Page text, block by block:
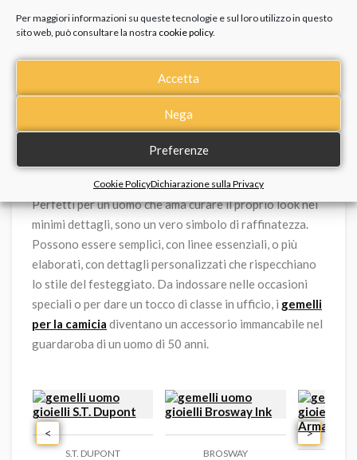
Per maggiori informazioni su queste tecnologie e sul loro utilizzo in questo
sito web, può consultare la nostra cookie policy.
Accetta
Nega
Preferenze
Cookie PolicyDichiarazione sulla Privacy
8. Gemelli da polso, un tocco di classe
Perfetti per un uomo che ama curare il proprio look nei
minimi dettagli, sono un vero simbolo di raffinatezza.
Possono essere semplici, con linee essenziali, o più
elaborati, con dettagli personalizzati che rispecchiano
lo stile del festeggiato. Da indossare nelle occasioni
speciali o per dare un tocco di classe in ufficio, i gemelli
per la camicia diventano un accessorio immancabile nel
guardaroba di un uomo di 50 anni.
S.T. DUPONT BROSWAY
< >